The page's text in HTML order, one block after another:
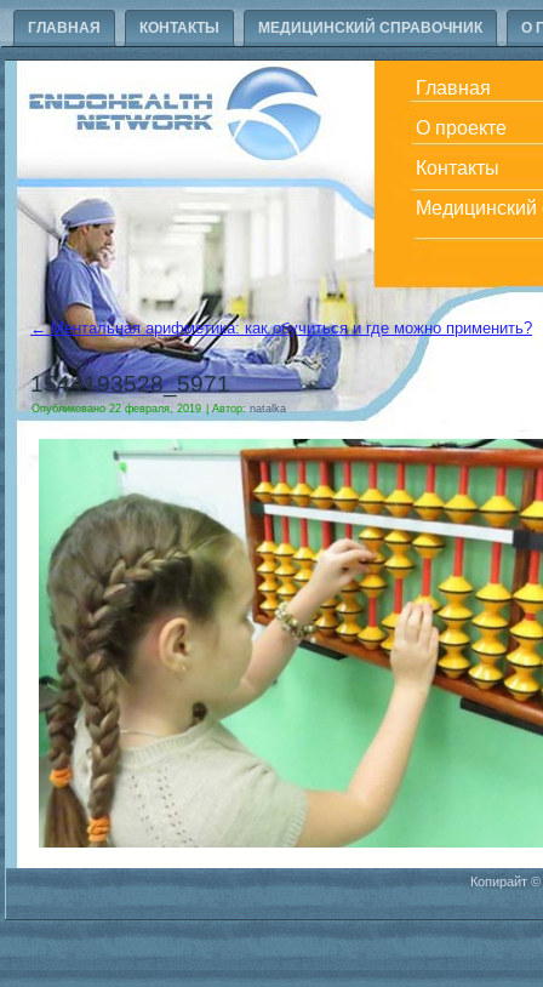
ГЛАВНАЯ КОНТАКТЫ МЕДИЦИНСКИЙ СПРАВОЧНИК О
Главная
О проекте
Контакты
Медицинский
←Ментальная арифметика: как обучиться и где можно применить?
1544193528_5971
Опубликовано 22 февраля, 2019|Автор: natalka
Копирайт